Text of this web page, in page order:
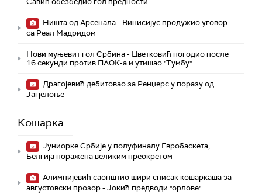
Ништа од Арсенала - Винисијус продужио уговор
са Реал Мадридом
Нови муњевит гол Србина - Цветковић погодио после
16 секунди против ПАОК-а и утишао "Тумбу"
Драгојевић дебитовао за Ренџерс у поразу од
Јагјелоње
Кошарка
Јуниорке Србије у полуфиналу Евробаскета,
Белгија поражена великим преокретом
Алимпијевић саопштио шири списак кошаркаша за
августовски прозор - Јокић предводи "орлове"